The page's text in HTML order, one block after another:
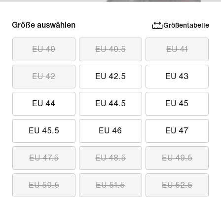
Größe auswählen Größentabelle
EU 40 EU 40.5 EU 41
EU 42 EU 42.5 EU 43
EU 44 EU 44.5 EU 45
EU 45.5 EU 46 EU 47
EU 47.5 EU 48.5 EU 49.5
EU 50.5 EU 51.5 EU 52.5